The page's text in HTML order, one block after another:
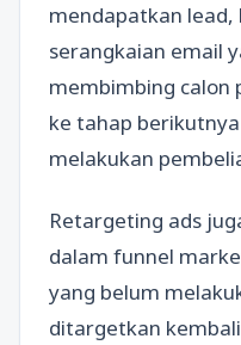
mendapatkan
serangkaian email
membimbing calon
ke tahap
melakukan
Retargeting ads
dalam funnel
yang belum
ditargetkan